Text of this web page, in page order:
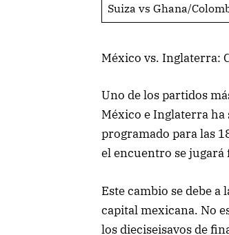
Suiza vs Ghana/
México vs. Inglaterra:
Uno de los partidos
México e Inglaterra
programado para las
el encuentro se jugará
Este cambio se debe
capital mexicana. No
los dieciseisavos de